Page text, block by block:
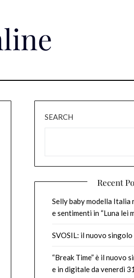
SEARCH
Recent
Selly baby modella
e sentimenti in “Luna lei
SVOSIL: il nuovo singolo
“Break Time” è il nuovo
e in digitale da venerdì